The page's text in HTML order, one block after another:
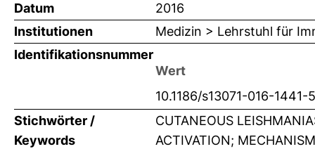
Datum
2016
Institutionen
Medizin > Lehrstuhl für
Identifikationsnummer
Wert
10.1186/s13071-016-1441-5
Stichwörter /
Keywords
CUTANEOUS
ACTIVATION;